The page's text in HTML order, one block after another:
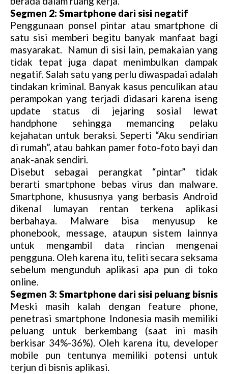
Segmen 2: Smartphone dari sisi negatif
Penggunaan ponsel pintar atau smartphone di
satu sisi memberi begitu banyak manfaat bagi
masyarakat. Namun di sisi lain, pemakaian yang
tidak tepat juga dapat menimbulkan dampak
negatif. Salah satu yang perlu diwaspadai adalah
tindakan kriminal. Banyak kasus penculikan atau
perampokan yang terjadi didasari karena iseng
update status di jejaring sosial lewat
handphone sehingga memancing pelaku
kejahatan untuk beraksi. Seperti “Aku sendirian
di rumah”, atau bahkan pamer foto-foto bayi dan
anak-anak sendiri.
Disebut sebagai perangkat “pintar” tidak
berarti smartphone bebas virus dan malware.
Smartphone, khususnya yang berbasis Android
dikenal lumayan rentan terkena aplikasi
berbahaya. Malware bisa menyusup ke
phonebook, message, ataupun sistem lainnya
untuk mengambil data rincian mengenai
pengguna. Oleh karena itu, teliti secara seksama
sebelum mengunduh aplikasi apa pun di toko
online.
Segmen 3: Smartphone dari sisi peluang bisnis
Meski masih kalah dengan feature phone,
penetrasi smartphone Indonesia masih memiliki
peluang untuk berkembang (saat ini masih
berkisar 34%-36%). Oleh karena itu, developer
mobile pun tentunya memiliki potensi untuk
terjun di bisnis aplikasi.